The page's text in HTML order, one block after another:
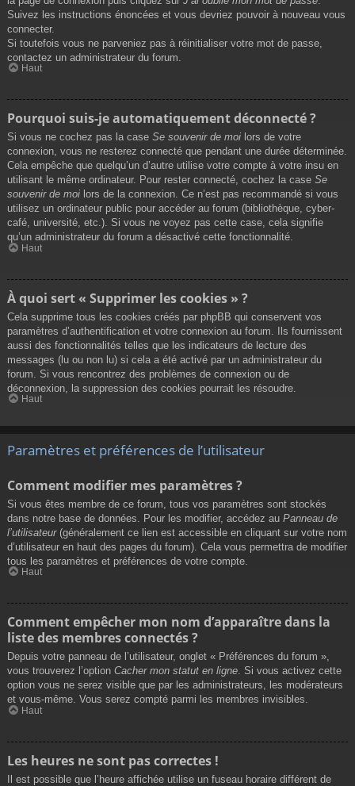
Suivez les instructions énoncées et vous devriez pouvoir à nouveau vous
connecter.
Si toutefois vous ne parveniez pas à réinitialiser votre mot de passe,
contactez un administrateur du forum.
Haut
Pourquoi suis-je automatiquement déconnecté ?
Si vous ne cochez pas la case Se souvenir de moi lors de votre
connexion, vous ne resterez connecté que pendant une durée déterminée.
Cela empêche que quelqu’un d’autre utilise votre compte à votre insu en
utilisant le même ordinateur. Pour rester connecté, cochez la case Se
souvenir de moi lors de la connexion. Ce n’est pas recommandé si vous
utilisez un ordinateur public pour accéder au forum (bibliothèque, cyber-
café, université, etc.). Si vous ne voyez pas cette case, cela signifie
qu’un administrateur du forum a désactivé cette fonctionnalité.
Haut
À quoi sert « Supprimer les cookies » ?
Cela supprime tous les cookies créés par phpBB qui conservent vos
paramètres d’authentification et votre connexion au forum. Ils fournissent
aussi des fonctionnalités telles que les indicateurs de lecture des
messages (lu ou non lu) si cela a été activé par un administrateur du
forum. Si vous rencontrez des problèmes de connexion ou de
déconnexion, la suppression des cookies pourrait les résoudre.
Haut
Paramètres et préférences de l’utilisateur
Comment modifier mes paramètres ?
Si vous êtes membre de ce forum, tous vos paramètres sont stockés
dans notre base de données. Pour les modifier, accédez au Panneau de
l’utilisateur(généralement ce lien est accessible en cliquant sur votre nom
d’utilisateur en haut des pages du forum). Cela vous permettra de modifier
tous les paramètres et préférences de votre compte.
Haut
Comment empêcher mon nom d’apparaître dans la
liste des membres connectés ?
Depuis votre panneau de l’utilisateur, onglet « Préférences du forum »,
vous trouverez l’option Cacher mon statut en ligne. Si vous activez cette
option vous ne serez visible que par les administrateurs, les modérateurs
et vous-même. Vous serez compté parmi les membres invisibles.
Haut
Les heures ne sont pas correctes !
Il est possible que l’heure affichée utilise un fuseau horaire différent de